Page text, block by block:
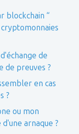
blockchain “
de
de preuves ?
en cas
?
ou mon
arnaque ?